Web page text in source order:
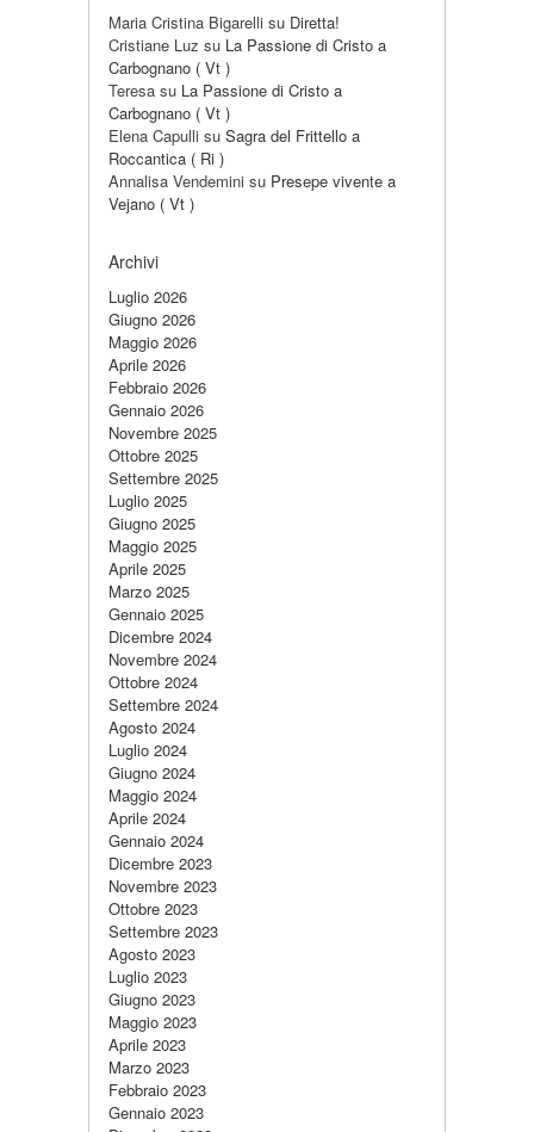
Maria Cristina Bigarelli su Diretta!
Cristiane Luz su La Passione di Cristo a
Carbognano ( Vt )
Teresa su La Passione di Cristo a
Carbognano ( Vt )
Elena Capulli su Sagra del Frittello a
Roccantica ( Ri )
Annalisa Vendemini su Presepe vivente a
Vejano ( Vt )
Archivi
Luglio 2026
Giugno 2026
Maggio 2026
Aprile 2026
Febbraio 2026
Gennaio 2026
Novembre 2025
Ottobre 2025
Settembre 2025
Luglio 2025
Giugno 2025
Maggio 2025
Aprile 2025
Marzo 2025
Gennaio 2025
Dicembre 2024
Novembre 2024
Ottobre 2024
Settembre 2024
Agosto 2024
Luglio 2024
Giugno 2024
Maggio 2024
Aprile 2024
Gennaio 2024
Dicembre 2023
Novembre 2023
Ottobre 2023
Settembre 2023
Agosto 2023
Luglio 2023
Giugno 2023
Maggio 2023
Aprile 2023
Marzo 2023
Febbraio 2023
Gennaio 2023